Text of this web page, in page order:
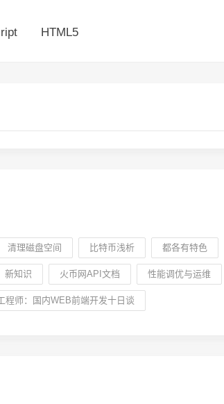
HTML5
清理磁盘空间 比特币浅析 都各有特色
新知识 火币网API文档 性能调优与运维
程师：国内WEB前端开发十日谈